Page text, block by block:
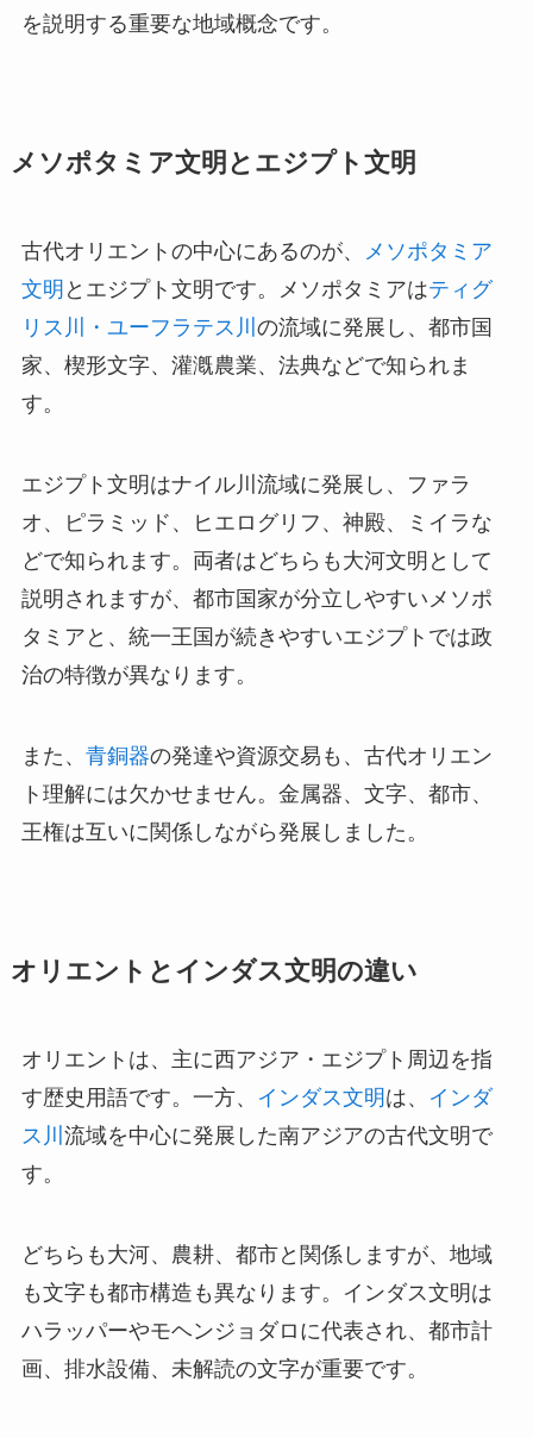
を説明する重要な地域概念です。
メソポタミア文明とエジプト文明
古代オリエントの中心にあるのが、
メソポタミア
文明 とエジプト文明です。メソポタミアはティグ
リス川・ユーフラテス川 の流域に発展し、都市国
家、楔形文字、灌漑農業、法典などで知られま
す。
エジプト文明はナイル川流域に発展し、ファラ
オ、ピラミッド、ヒエログリフ、神殿、ミイラな
どで知られます。両者はどちらも大河文明として
説明されますが、都市国家が分立しやすいメソポ
タミアと、統一王国が続きやすいエジプトでは政
治の特徴が異なります。
また、 青銅器の発達や資源交易も、古代オリエン
ト理解には欠かせません。金属器、文字、都市、
王権は互いに関係しながら発展しました。
オリエントとインダス文明の違い
オリエントは、主に西アジア・エジプト周辺を指
す歴史用語です。一方、
インダス文明 は、
インダ
ス川 流域を中心に発展した南アジアの古代文明で
す。
どちらも大河、農耕、都市と関係しますが、地域
も文字も都市構造も異なります。インダス文明は
ハラッパーやモヘンジョダロに代表され、都市計
画、排水設備、未解読の文字が重要です。